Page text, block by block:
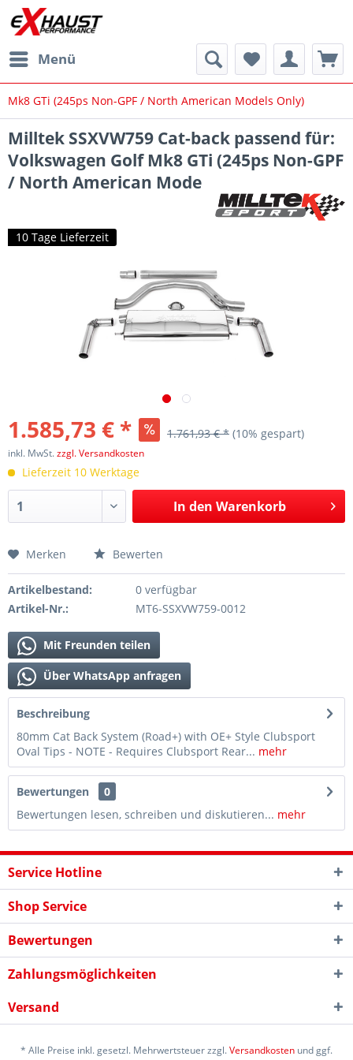
Menü
Mk8 GTi (245ps Non-GPF / North American Models Only)
Milltek SSXVW759 Cat-back passend für:
Volkswagen Golf Mk8 GTi (245ps Non-GPF
/ North American Mode
10 Tage Lieferzeit
1.585,73 € * 1.761,93 € * (10% gespart)
inkl. MwSt.zzgl. Versandkosten
Lieferzeit 10 Werktage
In den Warenkorb
Merken Bewerten
Artikelbestand:
0 verfügbar
Artikel-Nr.:
MT6-SSXVW759-0012
Mit Freunden teilen
Über WhatsApp anfragen
Beschreibung
80mm Cat Back System (Road+) with OE+ Style Clubsport
Oval Tips - NOTE - Requires Clubsport Rear... mehr
Bewertungen
0
Bewertungen lesen, schreiben und diskutieren... mehr
Service Hotline
Shop Service
Bewertungen
Zahlungsmöglichkeiten
Versand
* Alle Preise inkl. gesetzl. Mehrwertsteuer zzgl.Versandkosten und ggf.